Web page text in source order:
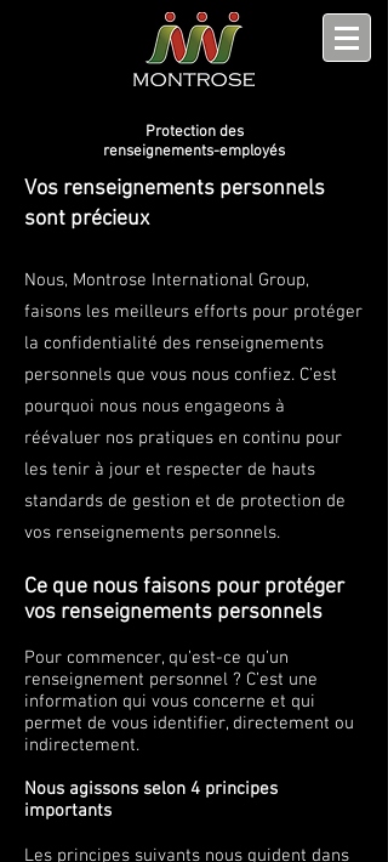
Protection des
renseignements-employés
Vos renseignements personnels
sont précieux
Nous, Montrose International Group,
faisons les meilleurs efforts pour protéger
la confidentialité des renseignements
personnels que vous nous confiez. C’est
pourquoi nous nous engageons à
réévaluer nos pratiques en continu pour
les tenir à jour et respecter de hauts
standards de gestion et de protection de
vos renseignements personnels.
Ce que nous faisons pour protéger
vos renseignements personnels
Pour commencer, qu’est-ce qu’un
renseignement personnel ? C’est une
information qui vous concerne et qui
permet de vous identifier, directement ou
indirectement.
Nous agissons selon 4 principes
importants
Les principes suivants nous guident dans